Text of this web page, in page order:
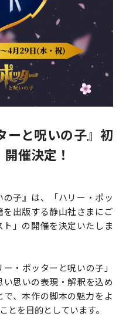
ーと呪いの子』初
催決定！
子』は、「ハリー・ポッ
出版する静山社さまにご
」の開催を決定いたしま
・ポッターと呪いの子」
思いの表現・解釈を込め
、本作の脚本の魅力をよ
とを目的としています。